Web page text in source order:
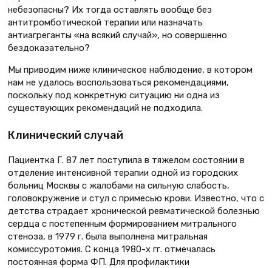
небезопасны? Их тогда оставлять вообще без
антитромботической терапии или назначать
антиагреганты «на всякий случай», но совершенно
бездоказательно?
Мы приводим ниже клиническое наблюдение, в котором
нам не удалось воспользоваться рекомендациями,
поскольку под конкретную ситуацию ни одна из
существующих рекомендаций не подходила.
Клинический случай
Пациентка Г. 87 лет поступила в тяжелом состоянии в
отделение интенсивной терапии одной из городских
больниц Москвы с жалобами на сильную слабость,
головокружение и стул с примесью крови. Известно, что с
детства страдает хронической ревматической болезнью
сердца с постепенным формированием митрального
стеноза, в 1979 г. была выполнена митральная
комиссуротомия. С конца 1980-х гг. отмечалась
постоянная форма ФП. Для профилактики